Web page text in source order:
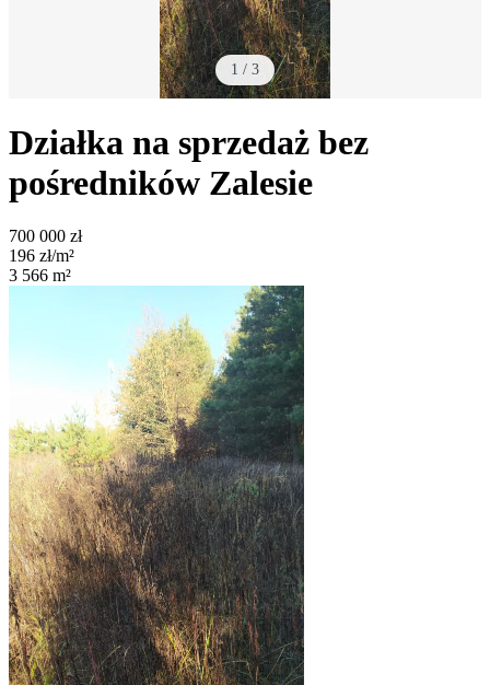
1 / 3
Działka na sprzedaż bez
pośredników Zalesie
700 000 zł
196 zł/m²
3 566 m²